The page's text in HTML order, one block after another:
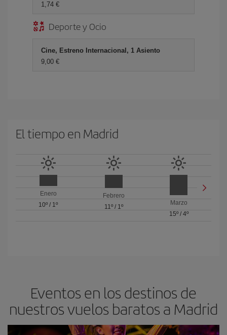
1,74 €
Deporte y Ocio
Cine, Estreno Internacional, 1 Asiento
9,00 €
El tiempo en Madrid
Enero
10º / 1º
Febrero
11º/ 1º
Marzo
15º/ 4º
Eventos en los destinos de
nuestros vuelos baratos a Madrid